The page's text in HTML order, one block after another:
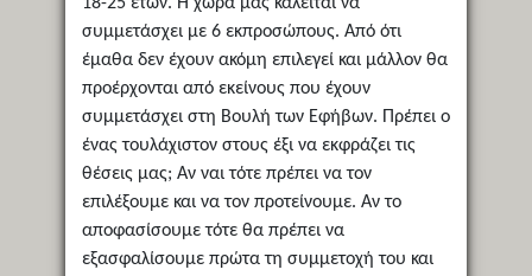
συμμετάσχει με 6 εκπροσώπους. Από ότι
έμαθα δεν έχουν ακόμη επιλεγεί και μάλλον θα
προέρχονται από εκείνους που έχουν
συμμετάσχει στη Βουλή των Εφήβων. Πρέπει ο
ένας τουλάχιστον στους έξι να εκφράζει τις
θέσεις μας; Αν ναι τότε πρέπει να τον
επιλέξουμε και να τον προτείνουμε. Αν το
αποφασίσουμε τότε θα πρέπει να
εξασφαλίσουμε πρώτα τη συμμετοχή του και